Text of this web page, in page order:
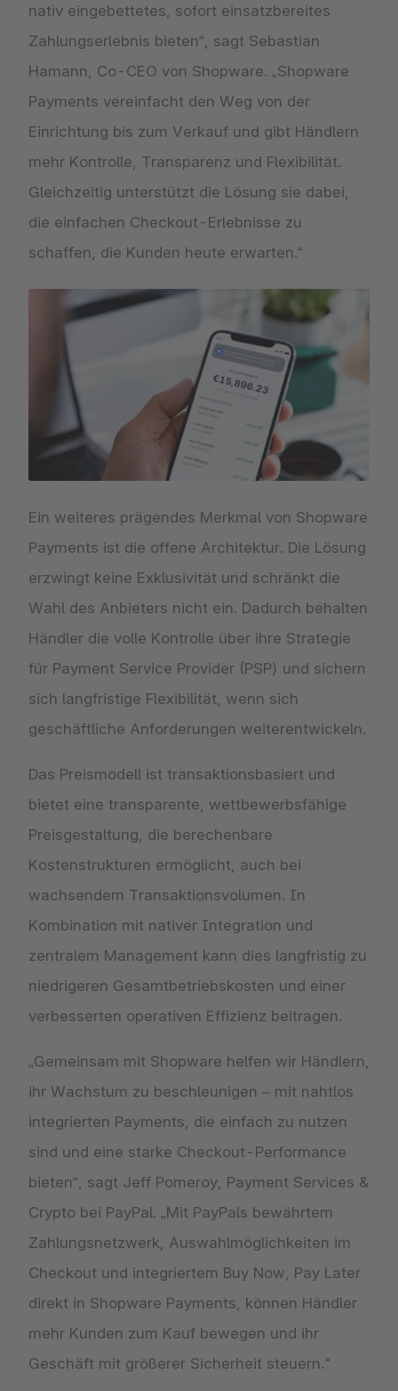
nativ eingebettetes, sofort einsatzbereites
Zahlungserlebnis bieten“, sagt Sebastian
Hamann, Co-CEO von Shopware. „Shopware
Payments vereinfacht den Weg von der
Einrichtung bis zum Verkauf und gibt Händlern
mehr Kontrolle, Transparenz und Flexibilität.
Gleichzeitig unterstützt die Lösung sie dabei,
die einfachen Checkout-Erlebnisse zu
schaffen, die Kunden heute erwarten.“
Ein weiteres prägendes Merkmal von Shopware
Payments ist die offene Architektur. Die Lösung
erzwingt keine Exklusivität und schränkt die
Wahl des Anbieters nicht ein. Dadurch behalten
Händler die volle Kontrolle über ihre Strategie
für Payment Service Provider (PSP) und sichern
sich langfristige Flexibilität, wenn sich
geschäftliche Anforderungen weiterentwickeln.
Das Preismodell ist transaktionsbasiert und
bietet eine transparente, wettbewerbsfähige
Preisgestaltung, die berechenbare
Kostenstrukturen ermöglicht, auch bei
wachsendem Transaktionsvolumen. In
Kombination mit nativer Integration und
zentralem Management kann dies langfristig zu
niedrigeren Gesamtbetriebskosten und einer
verbesserten operativen Effizienz beitragen.
„Gemeinsam mit Shopware helfen wir Händlern,
ihr Wachstum zu beschleunigen – mit nahtlos
integrierten Payments, die einfach zu nutzen
sind und eine starke Checkout-Performance
bieten“, sagt Jeff Pomeroy, Payment Services &
Crypto bei PayPal. „Mit PayPals bewährtem
Zahlungsnetzwerk, Auswahlmöglichkeiten im
Checkout und integriertem Buy Now, Pay Later
direkt in Shopware Payments, können Händler
mehr Kunden zum Kauf bewegen und ihr
Geschäft mit größerer Sicherheit steuern."